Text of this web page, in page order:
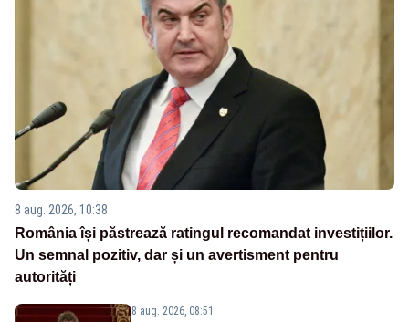
8 aug. 2026, 10:38
România își păstrează ratingul recomandat investițiilor.
Un semnal pozitiv, dar și un avertisment pentru
autorități
8 aug. 2026, 08:51